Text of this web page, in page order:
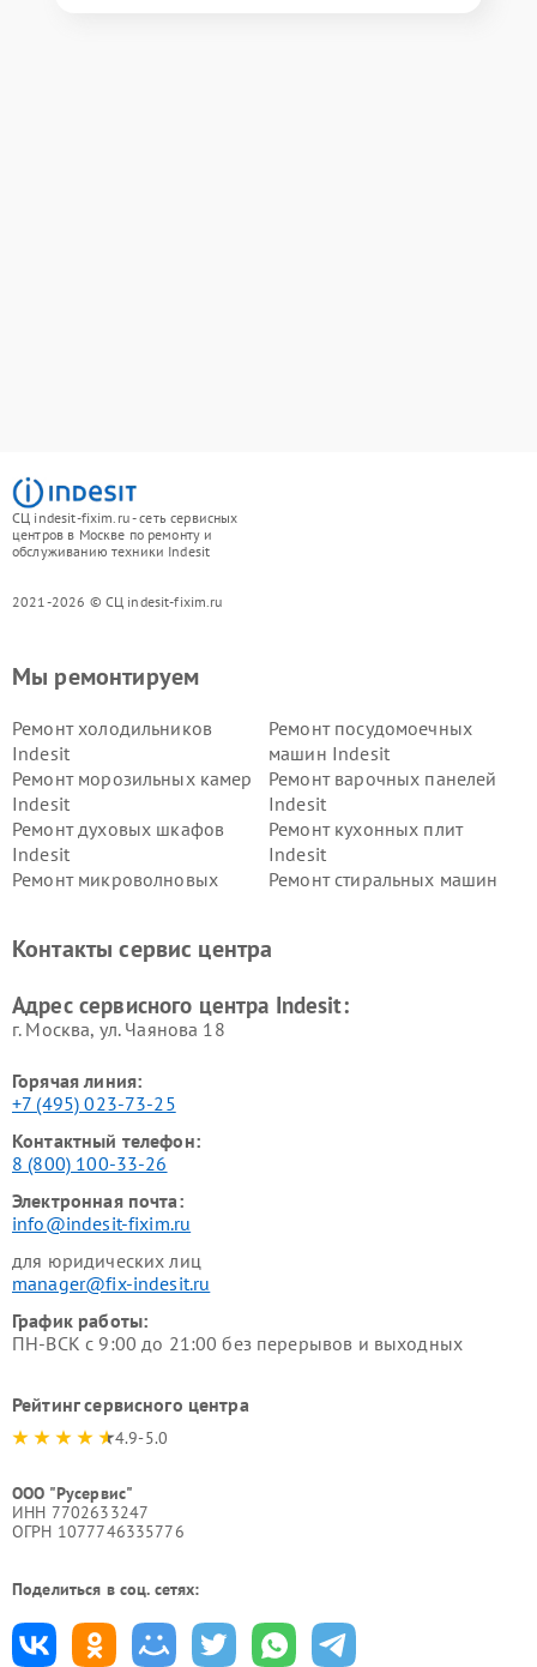
СЦ indesit-fixim.ru - сеть сервисных
центров в Москве по ремонту и
обслуживанию техники Indesit
2021-2026 © СЦ indesit-fixim.ru
Мы ремонтируем
Ремонт холодильников
Indesit
Ремонт посудомоечных
машин Indesit
Ремонт морозильных камер
Indesit
Ремонт варочных панелей
Indesit
Ремонт духовых шкафов
Indesit
Ремонт кухонных плит
Indesit
Ремонт микроволновых
Ремонт стиральных машин
Indesit
Indesit
Контакты сервис центра
Адрес сервисного центра Indesit:
г. Москва, ул. Чаянова 18
Горячая линия:
+7 (495) 023-73-25
Контактный телефон:
8 (800) 100-33-26
Электронная почта:
info@indesit-fixim.ru
для юридических лиц
manager@fix-indesit.ru
График работы:
ПН-ВСК с 9:00 до 21:00 без перерывов и выходных
Рейтинг сервисного центра
4.9-5.0
ООО "Русервис"
ИНН 7702633247
ОГРН 1077746335776
Поделиться в соц. сетях: